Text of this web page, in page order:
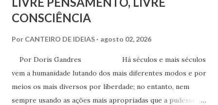
CONSCIÊNCIA
Por CANTEIRO DE IDEIAS agosto 02, 2026
Por Doris Gandres Há séculos e mais séculos
vem a humanidade lutando dos mais diferentes modos e por
meios os mais diversos por liberdade; no entanto, nem
sempre usando as ações mais apropriadas que a pudessem